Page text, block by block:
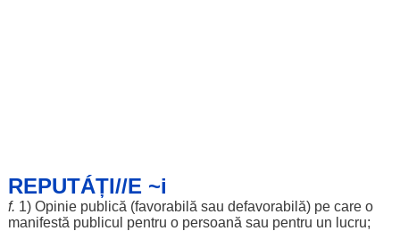
REPUTÁȚI//E ~i
f. 1) Opinie publică (favorabilă sau defavorabilă) pe care o
manifestă publicul pentru o persoană sau pentru un lucru;